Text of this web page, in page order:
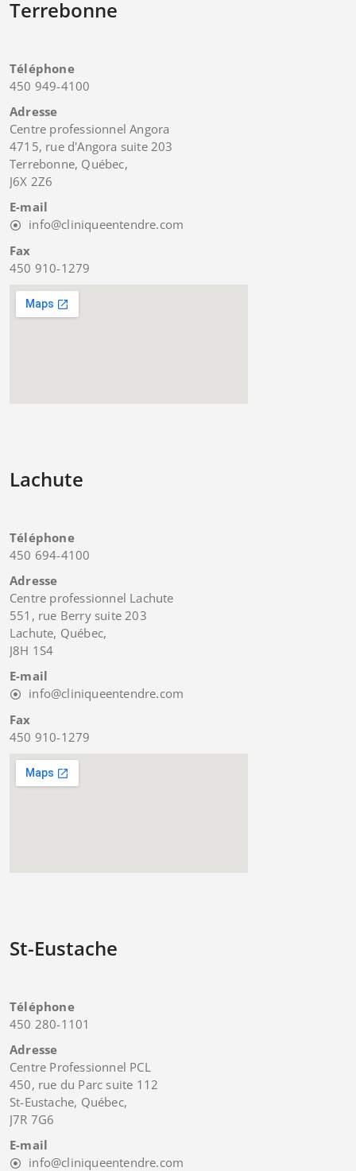
Terrebonne
Téléphone
450 949-4100
Adresse
Centre professionnel Angora
4715, rue d'Angora suite 203
Terrebonne, Québec,
J6X 2Z6
E-mail
info@cliniqueentendre.com
Fax
450 910-1279
Lachute
Téléphone
450 694-4100
Adresse
Centre professionnel Lachute
551, rue Berry suite 203
Lachute, Québec,
J8H 1S4
E-mail
info@cliniqueentendre.com
Fax
450 910-1279
St-Eustache
Téléphone
450 280-1101
Adresse
Centre Professionnel PCL
450, rue du Parc suite 112
St-Eustache, Québec,
J7R 7G6
E-mail
info@cliniqueentendre.com